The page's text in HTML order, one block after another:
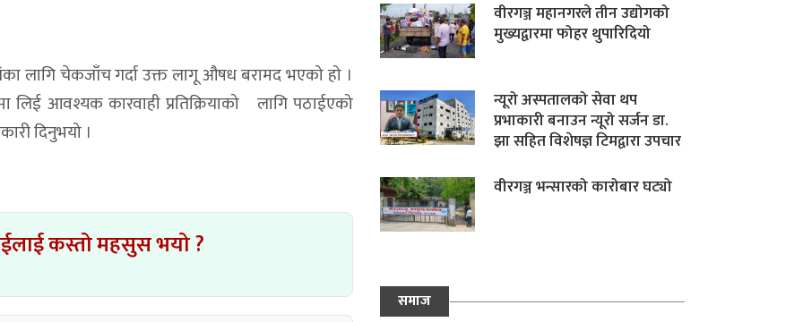
लागि चेकजाँच गर्दा उक्त लागू औषध बरामद भएको हो ।
लिई आवश्यक कारवाही प्रतिक्रियाको लागि पठाईएको
दिनुभयो ।
कस्तो महसुस भयो ?
वीरगञ्ज महानगरले तीन उद्योगको
मुख्यद्वारमा फोहर थुपारिदियो
न्यूरो अस्पतालको सेवा थप
प्रभाकारी बनाउन न्यूरो सर्जन डा.
झा सहित विशेषज्ञ टिमद्वारा उपचार
वीरगञ्ज भन्सारको कारोबार घट्यो
समाज